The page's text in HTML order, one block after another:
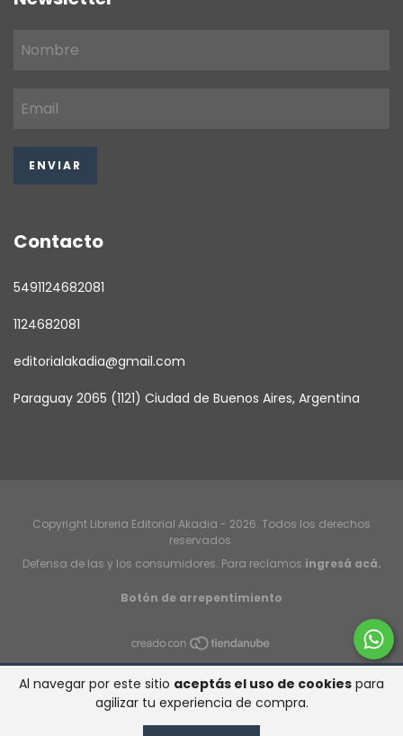
Al navegar por este sitio aceptás el uso de cookies para
agilizar tu experiencia de compra.
Contacto
5491124682081
1124682081
editorialakadia@gmail.com
Paraguay 2065 (1121) Ciudad de Buenos Aires, Argentina
Copyright Libreria Editorial Akadia - 2026. Todos los derechos
reservados.
Defensa de las y los consumidores. Para reclamos ingresá acá.
Botón de arrepentimiento